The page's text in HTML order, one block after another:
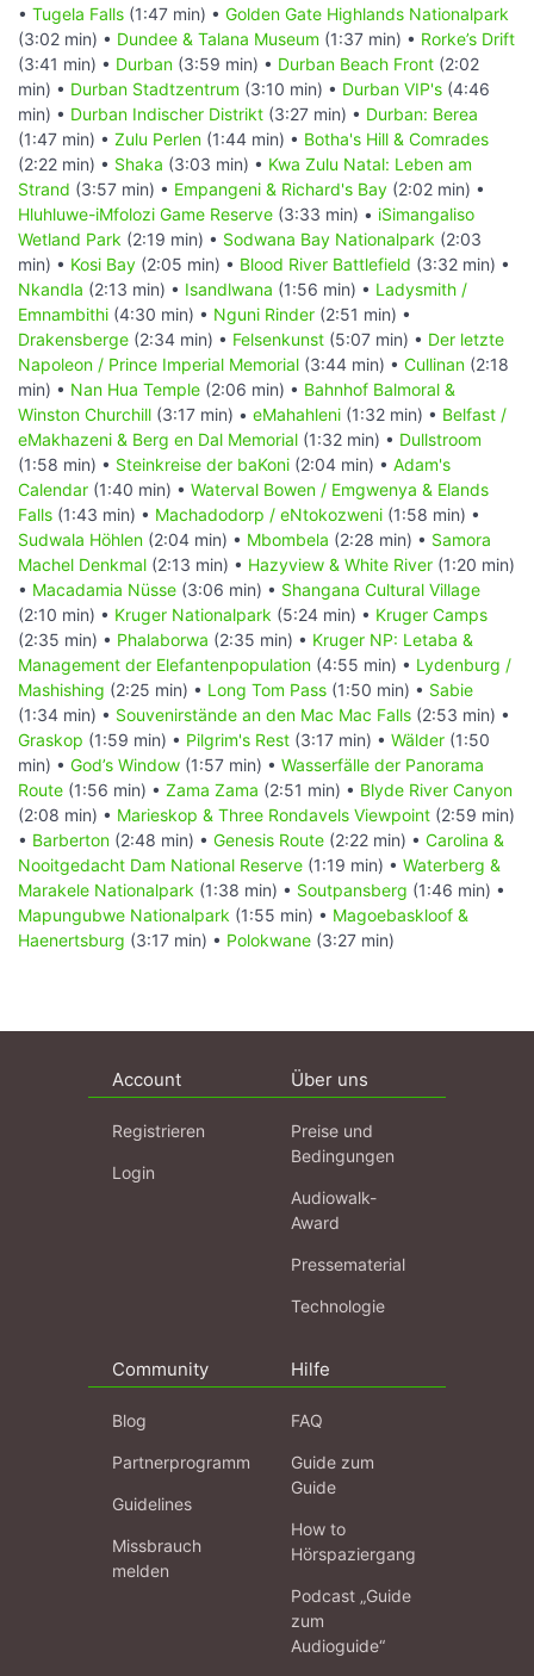
• Tugela Falls (1:47 min) • Golden Gate Highlands Nationalpark
(3:02 min) • Dundee & Talana Museum (1:37 min) • Rorke’s Drift
(3:41 min) • Durban (3:59 min) • Durban Beach Front (2:02
min) • Durban Stadtzentrum (3:10 min) • Durban VIP's (4:46
min) • Durban Indischer Distrikt (3:27 min) • Durban: Berea
(1:47 min) • Zulu Perlen (1:44 min) • Botha's Hill & Comrades
(2:22 min) • Shaka (3:03 min) • Kwa Zulu Natal: Leben am
Strand (3:57 min) • Empangeni & Richard's Bay (2:02 min) •
Hluhluwe-iMfolozi Game Reserve (3:33 min) • iSimangaliso
Wetland Park (2:19 min) • Sodwana Bay Nationalpark (2:03
min) • Kosi Bay (2:05 min) • Blood River Battlefield (3:32 min) •
Nkandla (2:13 min) • Isandlwana (1:56 min) • Ladysmith /
Emnambithi (4:30 min) • Nguni Rinder (2:51 min) •
Drakensberge (2:34 min) • Felsenkunst (5:07 min) • Der letzte
Napoleon / Prince Imperial Memorial (3:44 min) • Cullinan (2:18
min) • Nan Hua Temple (2:06 min) • Bahnhof Balmoral &
Winston Churchill (3:17 min) • eMahahleni (1:32 min) • Belfast /
eMakhazeni & Berg en Dal Memorial (1:32 min) • Dullstroom
(1:58 min) • Steinkreise der baKoni (2:04 min) • Adam's
Calendar (1:40 min) • Waterval Bowen / Emgwenya & Elands
Falls (1:43 min) • Machadodorp / eNtokozweni (1:58 min) •
Sudwala Höhlen (2:04 min) • Mbombela (2:28 min) • Samora
Machel Denkmal (2:13 min) • Hazyview & White River (1:20 min)
• Macadamia Nüsse (3:06 min) • Shangana Cultural Village
(2:10 min) • Kruger Nationalpark (5:24 min) • Kruger Camps
(2:35 min) • Phalaborwa (2:35 min) • Kruger NP: Letaba &
Management der Elefantenpopulation (4:55 min) • Lydenburg /
Mashishing (2:25 min) • Long Tom Pass (1:50 min) • Sabie
(1:34 min) • Souvenirstände an den Mac Mac Falls (2:53 min) •
Graskop (1:59 min) • Pilgrim's Rest (3:17 min) • Wälder (1:50
min) • God’s Window (1:57 min) • Wasserfälle der Panorama
Route (1:56 min) • Zama Zama (2:51 min) • Blyde River Canyon
(2:08 min) • Marieskop & Three Rondavels Viewpoint (2:59 min)
• Barberton (2:48 min) • Genesis Route (2:22 min) • Carolina &
Nooitgedacht Dam National Reserve (1:19 min) • Waterberg &
Marakele Nationalpark (1:38 min) • Soutpansberg (1:46 min) •
Mapungubwe Nationalpark (1:55 min) • Magoebaskloof &
Haenertsburg (3:17 min) • Polokwane (3:27 min)
Account
Registrieren
Login
Über uns
Preise und
Bedingungen
Audiowalk-
Award
Pressematerial
Technologie
Community
Blog
Partnerprogramm
Guidelines
Missbrauch
melden
Hilfe
FAQ
Guide zum
Guide
How to
Hörspaziergang
Podcast „Guide
zum
Audioguide“